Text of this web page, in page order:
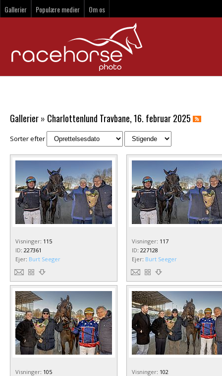
Gallerier Populære medier Om os
Gallerier» Charlottenlund Travbane, 16. februar 2025
Sorter efter
Visninger: 115
ID: 227361
Ejer: Burt Seeger
Visninger: 117
ID: 227128
Ejer: Burt Seeger
Visninger: 105
Visninger: 102